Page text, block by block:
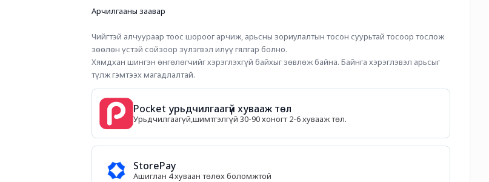
Арчилгааны заавар
Чийгтэй алчуураар тоос шороог арчиж, арьсны зориулалтын тосон суурьтай тосоор тослож
зөөлөн үстэй сойзоор зүлэгвэл илүү гялгар болно.
Хямдхан шингэн өнгөлөгчийг хэрэглэхгүй байхыг зөвлөж байна. Байнга хэрэглэвэл арьсыг
түлж гэмтээх магадлалтай.
Pocket урьдчилгаагүй хувааж төл
Урьдчилгаагүй,шимтгэлгүй 30-90 хоногт 2-6 хувааж төл.
StorePay
Ашиглан 4 хуваан төлөх боломжтой